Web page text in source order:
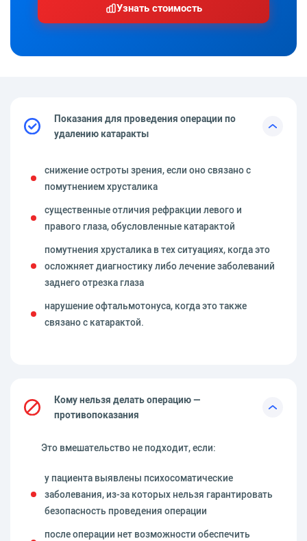
Узнать стоимость
Показания для проведения операции по
удалению катаракты
снижение остроты зрения, если оно связано с
помутнением хрусталика
существенные отличия рефракции левого и
правого глаза, обусловленные катарактой
помутнения хрусталика в тех ситуациях, когда это
осложняет диагностику либо лечение заболеваний
заднего отрезка глаза
нарушение офтальмотонуса, когда это также
связано с катарактой.
Кому нельзя делать операцию —
противопоказания
Это вмешательство не подходит, если:
у пациента выявлены психосоматические
заболевания, из-за которых нельзя гарантировать
безопасность проведения операции
после операции нет возможности обеспечить